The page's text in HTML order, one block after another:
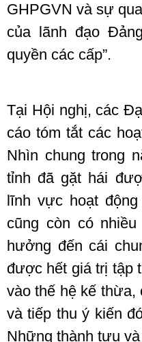
GHPGVN và sự
của lãnh đạo
quyền các cấp”.
Tại Hội nghị, các
cáo tóm tắt các
Nhìn chung trong
tỉnh đã gặt hái
lĩnh vực hoạt
cũng còn có
hưởng đến cái
được hết giá trị tập
vào thế hệ kế thừa,
và tiếp thu ý kiến
Những thành tựu